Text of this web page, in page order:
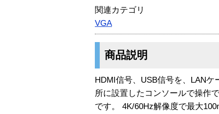
関連カテゴリ
VGA
商品説明
HDMI信号、USB信号を、LAN
所に設置したコンソールで操作
です。 4K/60Hz解像度で最大